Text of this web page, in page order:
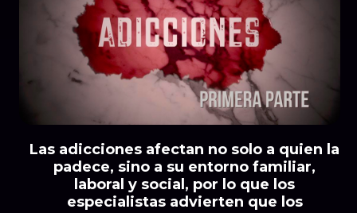
Las adicciones afectan no solo a quien la
padece, sino a su entorno familiar,
laboral y social, por lo que los
especialistas advierten que los